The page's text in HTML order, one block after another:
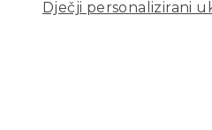
Dječji personalizirani